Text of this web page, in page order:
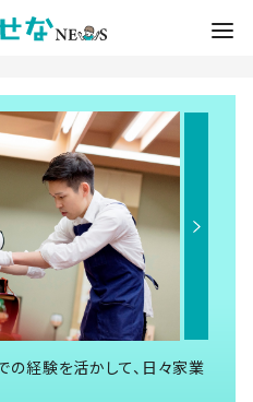
経験を活かして、日々家業